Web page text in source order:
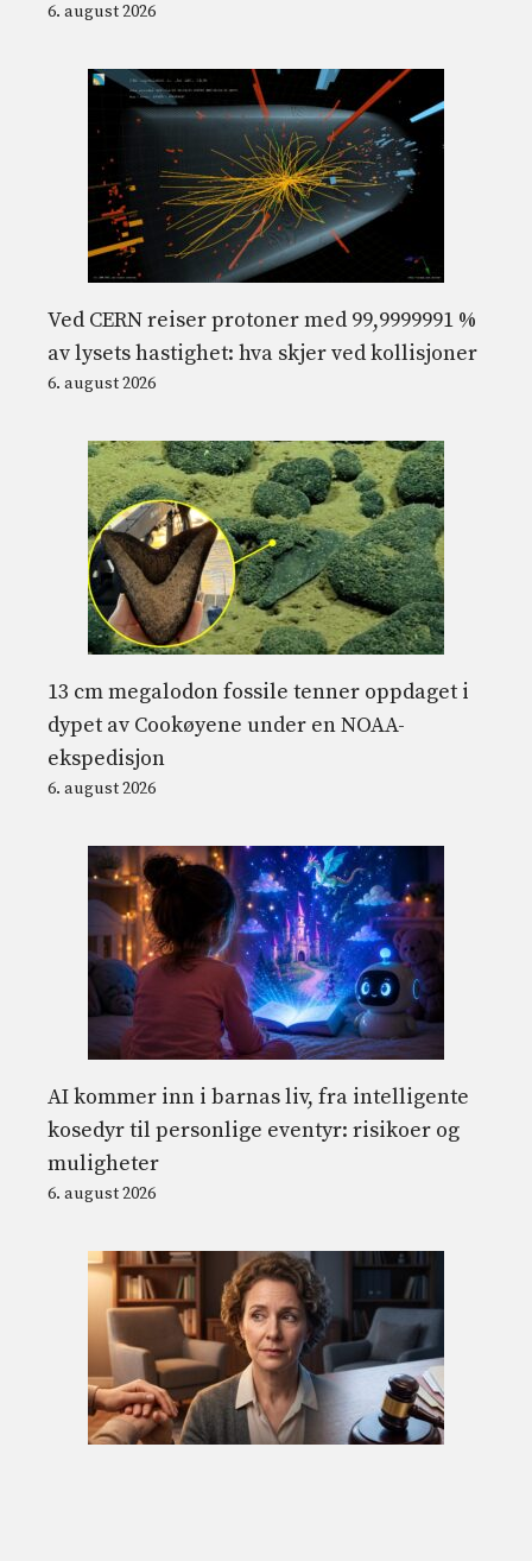
6. august 2026
Ved CERN reiser protoner med 99,9999991 %
av lysets hastighet: hva skjer ved kollisjoner
6. august 2026
13 cm megalodon fossile tenner oppdaget i
dypet av Cookøyene under en NOAA-
ekspedisjon
6. august 2026
AI kommer inn i barnas liv, fra intelligente
kosedyr til personlige eventyr: risikoer og
muligheter
6. august 2026